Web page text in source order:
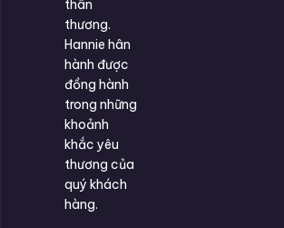
thân
thương.
Hannie hân
hành được
đồng hành
trong những
khoảnh
khắc yêu
thương của
quý khách
hàng.